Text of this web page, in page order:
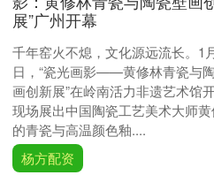
展”广州开幕
千年窑火不熄，文化源远流长。1
日，“瓷光画影——黄修林青瓷与
画创新展”在岭南活力非遗艺术馆开
现场展出中国陶瓷工艺美术大师
的青瓷与高温颜色釉....
杨方配资